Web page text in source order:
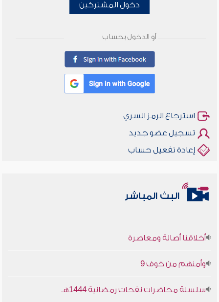
دخول المشتركين
أو الدخول بحساب
استرجاع الرمز السري
تسجيل عضو جديد
إعادة تفعيل حساب
البث المباشر
أخلاقنا أصالة ومعاصرة
وأمنهم من خوف 9
سلسلة محاضرات نفحات رمضانية 1444هـ